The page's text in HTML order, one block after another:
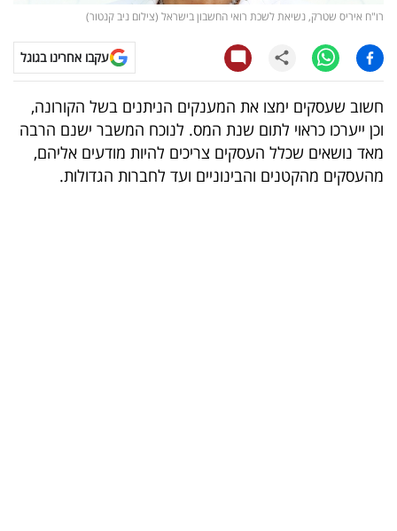
ויראלי
טלוויזיה
עסקי
ספורט
קריירה
רו"ח איריס שטרק, נשיאת לשכת רואי החשבון בישראל (צילום ניב קנטור)
עקבו אחרינו בגוגל
חשוב שעסקים ימצו את המענקים הניתנים בשל הקורונה,
וכן ייערכו כראוי לתום שנת המס. לנוכח המשבר ישנם הרבה
מאד נושאים שכלל העסקים צריכים להיות מודעים אליהם,
מהעסקים מהקטנים והבינוניים ועד לחברות הגדולות.